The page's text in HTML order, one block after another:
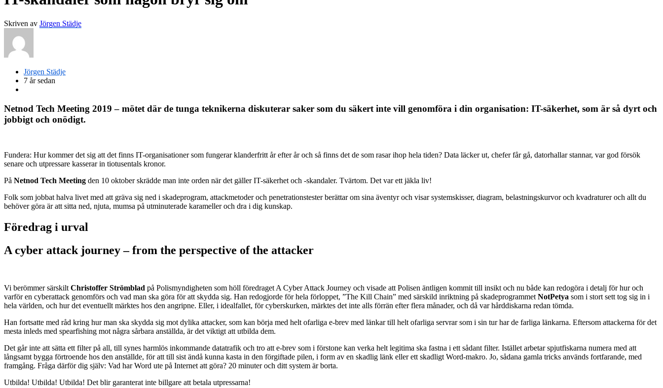
Skriven av Jörgen Städje
Jörgen Städje
7 år sedan
Netnod Tech Meeting 2019 – mötet där de tunga teknikerna diskuterar saker som du säkert inte vill genomföra i din organisation: IT-säkerhet, som är så dyrt och
jobbigt och onödigt.
Fundera: Hur kommer det sig att det finns IT-organisationer som fungerar klanderfritt år efter år och så finns det de som rasar ihop hela tiden? Data läcker ut, chefer får gå, datorhallar stannar, var god försök
senare och utpressare kasserar in tiotusentals kronor.
På Netnod Tech Meeting den 10 oktober skrädde man inte orden när det gäller IT-säkerhet och -skandaler. Tvärtom. Det var ett jäkla liv!
Folk som jobbat halva livet med att gräva sig ned i skadeprogram, attackmetoder och penetrationstester berättar om sina äventyr och visar systemskisser, diagram, belastningskurvor och kvadraturer och allt du
behöver göra är att sitta ned, njuta, mumsa på utminuterade karameller och dra i dig kunskap.
Föredrag i urval
A cyber attack journey – from the perspective of the attacker
Vi berömmer särskilt Christoffer Strömblad på Polismyndigheten som höll föredraget A Cyber Attack Journey och visade att Polisen äntligen kommit till insikt och nu både kan redogöra i detalj för hur och
varför en cyberattack genomförs och vad man ska göra för att skydda sig. Han redogjorde för hela förloppet, ”The Kill Chain” med särskild inriktning på skadeprogrammet NotPetya som i stort sett tog sig in i
hela världen, och hur det eventuellt märktes hos den angripne. Eller, i idealfallet, för cyberskurken, märktes det inte alls förrän efter flera månader, och då var hårddiskarna redan tömda.
Han fortsatte med råd kring hur man ska skydda sig mot dylika attacker, som kan börja med helt ofarliga e-brev med länkar till helt ofarliga servrar som i sin tur har de farliga länkarna. Eftersom attackerna för det
mesta inleds med spearfishing mot några sårbara anställda, är det viktigt att utbilda dem.
Det går inte att sätta ett filter på all, till synes harmlös inkommande datatrafik och tro att e-brev som i förstone kan verka helt legitima ska fastna i ett sådant filter. Istället arbetar spjutfiskarna numera med att
långsamt bygga förtroende hos den anställde, för att till sist ändå kunna kasta in den förgiftade pilen, i form av en skadlig länk eller ett skadligt Word-makro. Jo, sådana gamla tricks används fortfarande, med
framgång. Fråga därför dig själv: Vad har Word ute på Internet att göra? 20 minuter och ditt system är borta.
Utbilda! Utbilda! Utbilda! Det blir garanterat inte billgare att betala utpressarna!